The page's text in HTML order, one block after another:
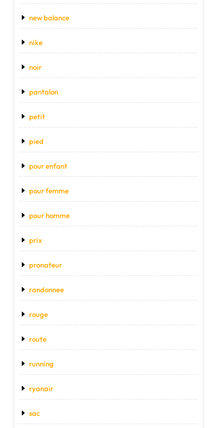
new balance
nike
noir
pantalon
petit
pied
pour enfant
pour femme
pour homme
prix
pronateur
randonnee
rouge
route
running
ryanair
sac